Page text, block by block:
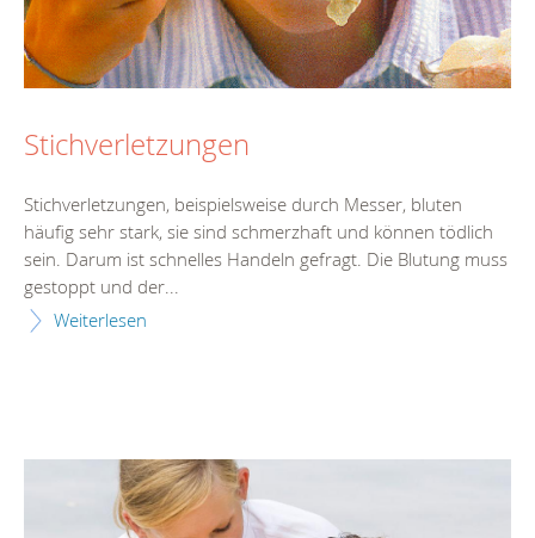
Stichverletzungen
Stichverletzungen, beispielsweise durch Messer, bluten
häufig sehr stark, sie sind schmerzhaft und können tödlich
sein. Darum ist schnelles Handeln gefragt. Die Blutung muss
gestoppt und der...
Weiterlesen